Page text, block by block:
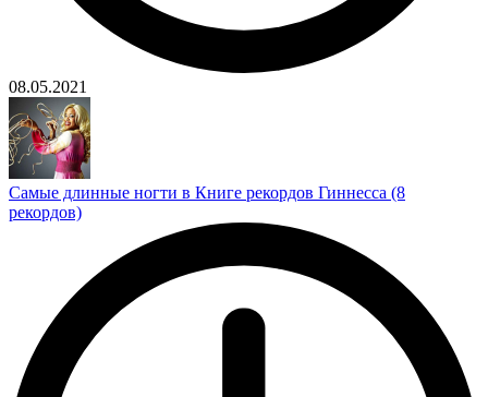
08.05.2021
Самые длинные ногти в Книге рекордов Гиннесса (8
рекордов)